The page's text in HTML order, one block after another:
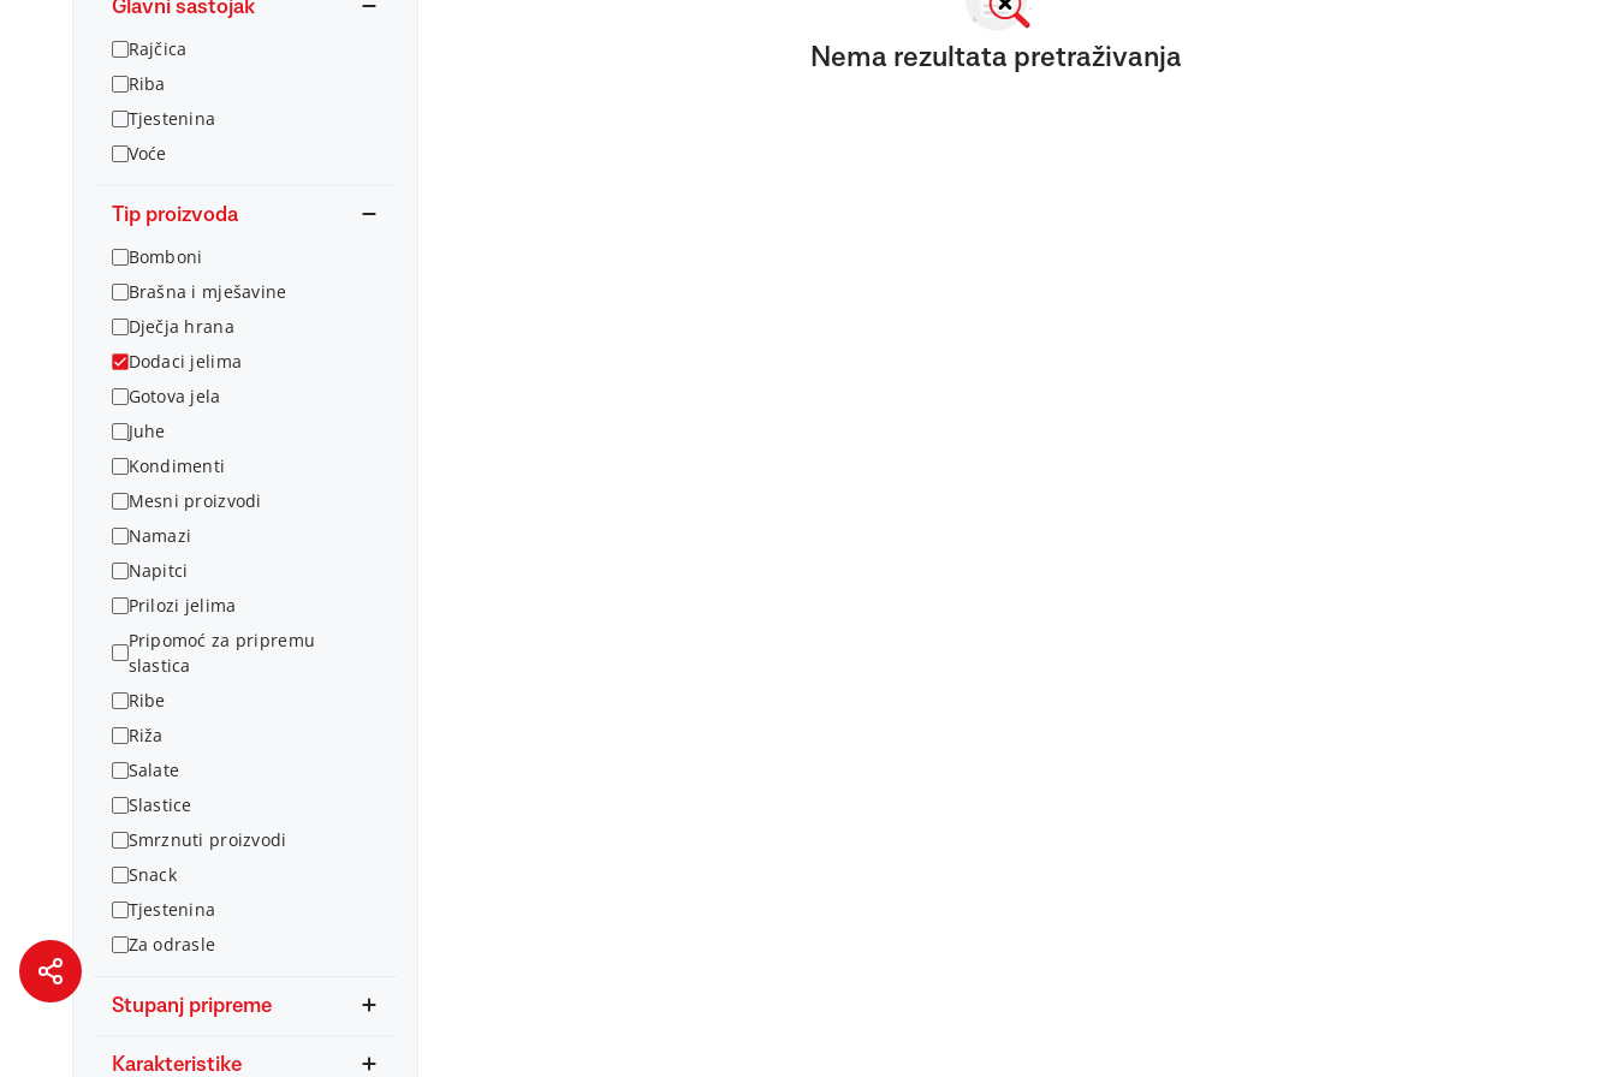
Glavni sastojak
Rajčica
Riba
Tjestenina
Voće
Tip proizvoda
Bomboni
Brašna i mješavine
Dječja hrana
Dodaci jelima
Gotova jela
Juhe
Kondimenti
Mesni proizvodi
Namazi
Napitci
Prilozi jelima
Pripomoć za pripremu
slastica
Ribe
Riža
Salate
Slastice
Smrznuti proizvodi
Snack
Tjestenina
Za odrasle
Stupanj pripreme
Karakteristike
Nema rezultata pretraživanja